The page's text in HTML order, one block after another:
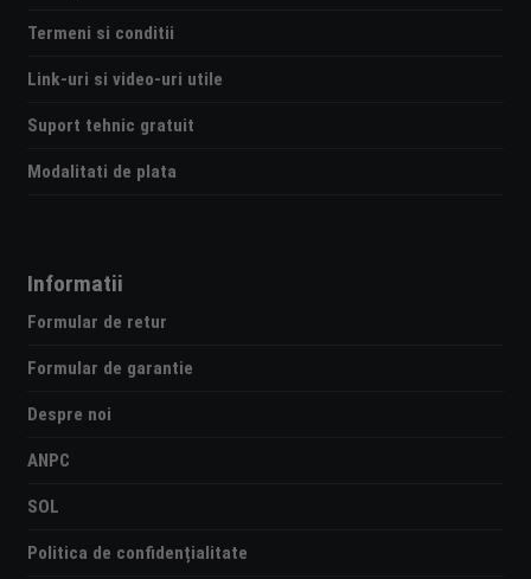
Termeni si conditii
Link-uri si video-uri utile
Suport tehnic gratuit
Modalitati de plata
Informatii
Formular de retur
Formular de garantie
Despre noi
ANPC
SOL
Politica de confidențialitate